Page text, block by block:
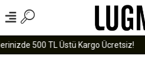
500 TL Üstü Kargo Ücretsiz!